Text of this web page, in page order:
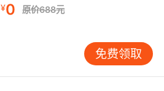
¥0 原价688元
免费领取